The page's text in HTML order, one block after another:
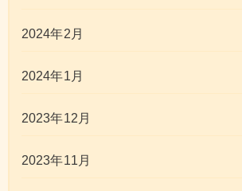
2024年2月
2024年1月
2023年12月
2023年11月